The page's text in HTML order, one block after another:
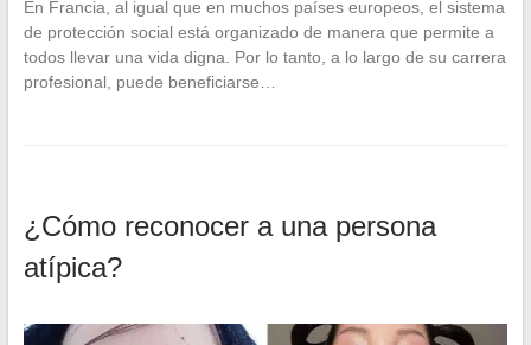
En Francia, al igual que en muchos países europeos, el sistema
de protección social está organizado de manera que permite a
todos llevar una vida digna. Por lo tanto, a lo largo de su carrera
profesional, puede beneficiarse…
¿Cómo reconocer a una persona
atípica?